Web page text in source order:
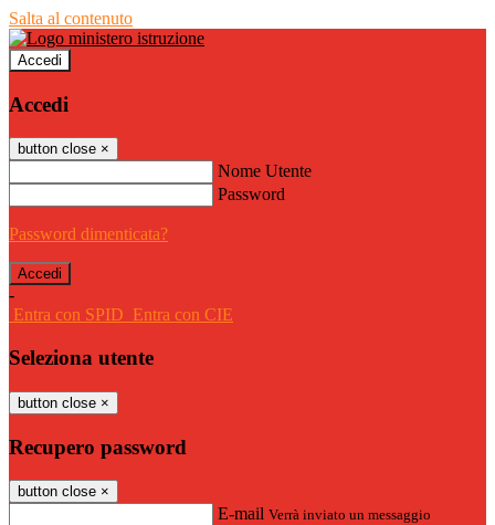
Salta al contenuto
Accedi
Accedi
button close ×
Nome Utente
Password
Password dimenticata?
-
Entra con SPID Entra con CIE
Seleziona utente
button close ×
Recupero password
button close ×
E-mail Verrà inviato un messaggio